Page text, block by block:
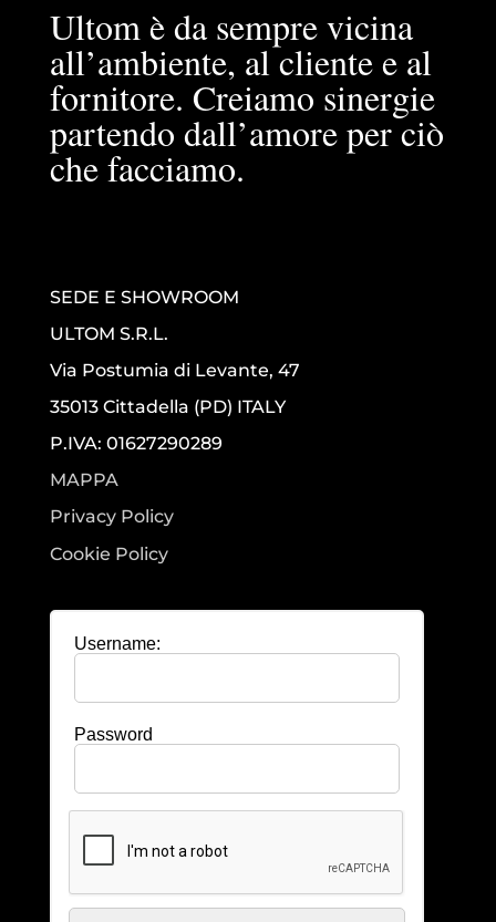
Ultom è da sempre vicina
all’ambiente, al cliente e al
fornitore. Creiamo sinergie
partendo dall’amore per ciò
che facciamo.
SEDE E SHOWROOM
ULTOM S.R.L.
Via Postumia di Levante, 47
35013 Cittadella (PD) ITALY
P.IVA: 01627290289
MAPPA
Privacy Policy
Cookie Policy
Username:
Password